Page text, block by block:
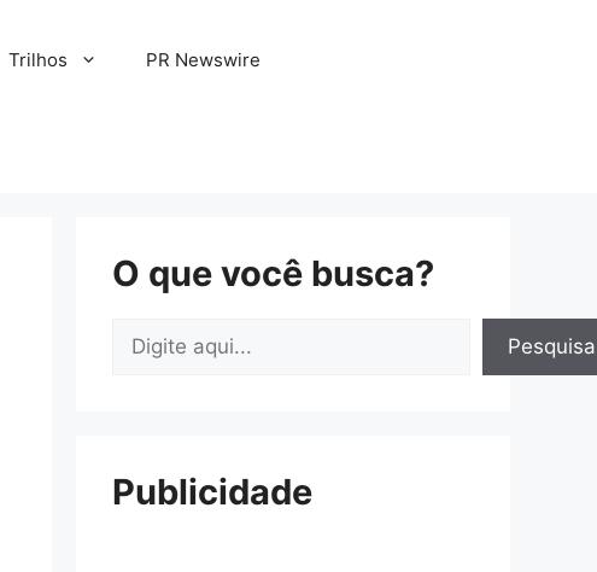
Trilhos PR Newswire
O que você busca?
Pesquisar
Publicidade